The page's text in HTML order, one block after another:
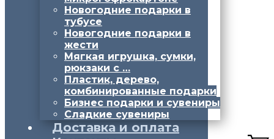
Новогодние подарки в
тубусе
Новогодние подарки в
жести
Мягкая игрушка, сумки,
рюкзаки с …
Пластик, дерево,
комбинированные подарки
Бизнес подарки и сувениры
Сладкие сувениры
Доставка и оплата